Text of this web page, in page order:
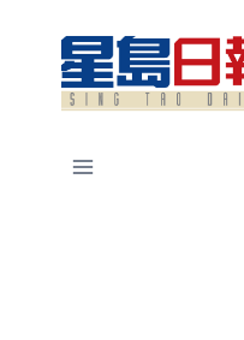
content